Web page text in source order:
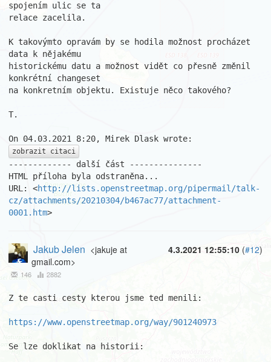
spojením ulic se ta
relace zacelila.
K takovýmto opravám by se hodila možnost procházet
data k nějakému
historickému datu a možnost vidět co přesně změnil
konkrétní changeset
na konkretním objektu. Existuje něco takového?
T.
zobrazit citaci
------------- další část ---------------
HTML příloha byla odstraněna...
URL: <http://lists.openstreetmap.org/pipermail/talk-
cz/attachments/20210304/b467ac77/attachment-
0001.htm>
4.3.2021 12:55:10 (#12)
Jakub Jelen <jakuje at
gmail.com>
146 2882
Z te casti cesty kterou jsme ted menili:
https://www.openstreetmap.org/way/901240973
Se lze doklikat na historii: